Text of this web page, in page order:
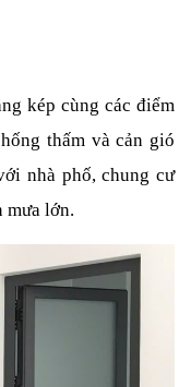
kép cùng các điểm
thấm và cản gió
nhà phố, chung cư
mưa lớn.